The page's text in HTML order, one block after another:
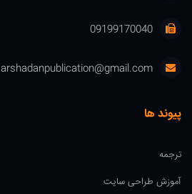
09199170040
arshadanpublication@gmail.com
پیوند ها
ترجمه
آموزش طراحی سایت